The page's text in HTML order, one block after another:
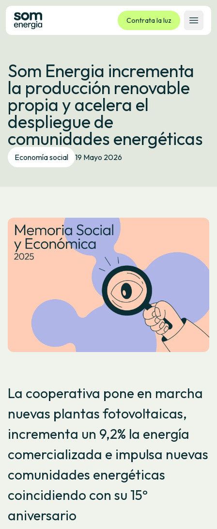
Contrata la luz
Abrir
Tarifas
Servicios
Empresas
La cooperativa
Contacto
Trámites
Oficina virtual
Som Energia incrementa
la producción renovable
propia y acelera el
despliegue de
comunidades energéticas
Economía social 19 Mayo 2026
La cooperativa pone en marcha
nuevas plantas fotovoltaicas,
incrementa un 9,2% la energía
comercializada e impulsa nuevas
comunidades energéticas
coincidiendo con su 15º
aniversario